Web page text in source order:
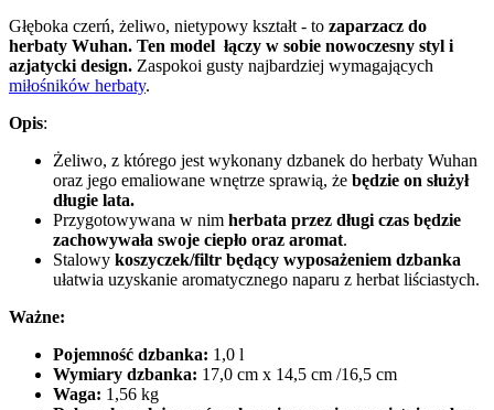
Głęboka czerń, żeliwo, nietypowy kształt - to zaparzacz do
herbaty Wuhan. Ten model łączy w sobie nowoczesny styl i
azjatycki design. Zaspokoi gusty najbardziej wymagających
miłośników herbaty.
Opis:
Żeliwo, z którego jest wykonany dzbanek do herbaty Wuhan
oraz jego emaliowane wnętrze sprawią, że będzie on służył
długie lata.
Przygotowywana w nim herbata przez długi czas będzie
zachowywała swoje ciepło oraz aromat.
Stalowy koszyczek/filtr będący wyposażeniem dzbanka
ułatwia uzyskanie aromatycznego naparu z herbat liściastych.
Ważne:
Pojemność dzbanka: 1,0 l
Wymiary dzbanka: 17,0 cm x 14,5 cm /16,5 cm
Waga: 1,56 kg